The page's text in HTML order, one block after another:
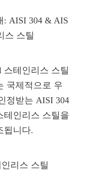
: AISI 304 & AIS
스 스틸
스테인리스 스틸
국제적으로 우
정받는 AISI 304
테인리스 스틸을
됩니다.
리스 스틸